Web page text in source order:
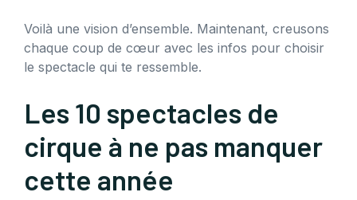
Voilà une vision d’ensemble. Maintenant, creusons
chaque coup de cœur avec les infos pour choisir
le spectacle qui te ressemble.
Les 10 spectacles de
cirque à ne pas manquer
cette année